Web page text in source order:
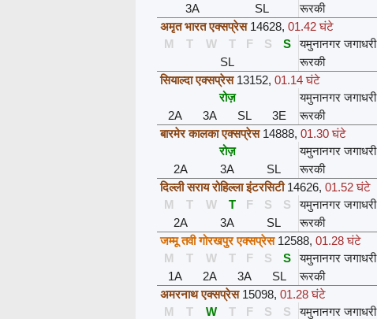
3A
SL रूरकी
अमृत भारत एक्सप्रेस 14628, 01.42 घंटे
M
T W T F S S यमुनानगर जगाधरी
SL
रूरकी
सियाल्दा एक्सप्रेस 13152, 01.14 घंटे
रोज़
यमुनानगर जगाधरी
2A
3A SL 3E रूरकी
बारमेर कालका एक्सप्रेस 14888, 01.30 घंटे
रोज़
यमुनानगर जगाधरी
2A
3A SL रूरकी
दिल्ली सराय रोहिल्ला इंटरसिटी 14626, 01.52 घंटे
M
T W T F S S यमुनानगर जगाधरी
2A
3A SL रूरकी
जम्मू तवी गोरखपुर एक्सप्रेस 12588, 01.28 घंटे
M
T W T F S S यमुनानगर जगाधरी
1A
2A 3A SL रूरकी
अमरनाथ एक्सप्रेस 15098, 01.28 घंटे
M
T W T F S S यमुनानगर जगाधरी